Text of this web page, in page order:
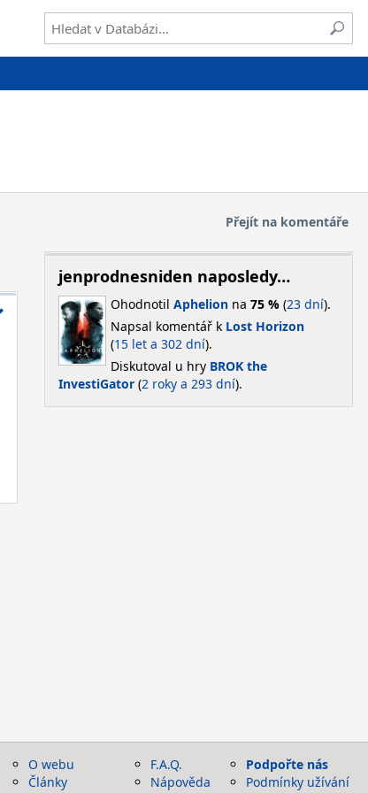
Přejít na komentáře
jenprodnesniden naposledy…
Ohodnotil Aphelionna 75 %(23 dní).
Napsal komentář k Lost Horizon
(15 let a 302 dní).
Diskutoval u hry BROK the
InvestiGator(2 roky a 293 dní).
O webu
Články
F.A.Q.
Nápověda
Podpořte nás
Podmínky užívání